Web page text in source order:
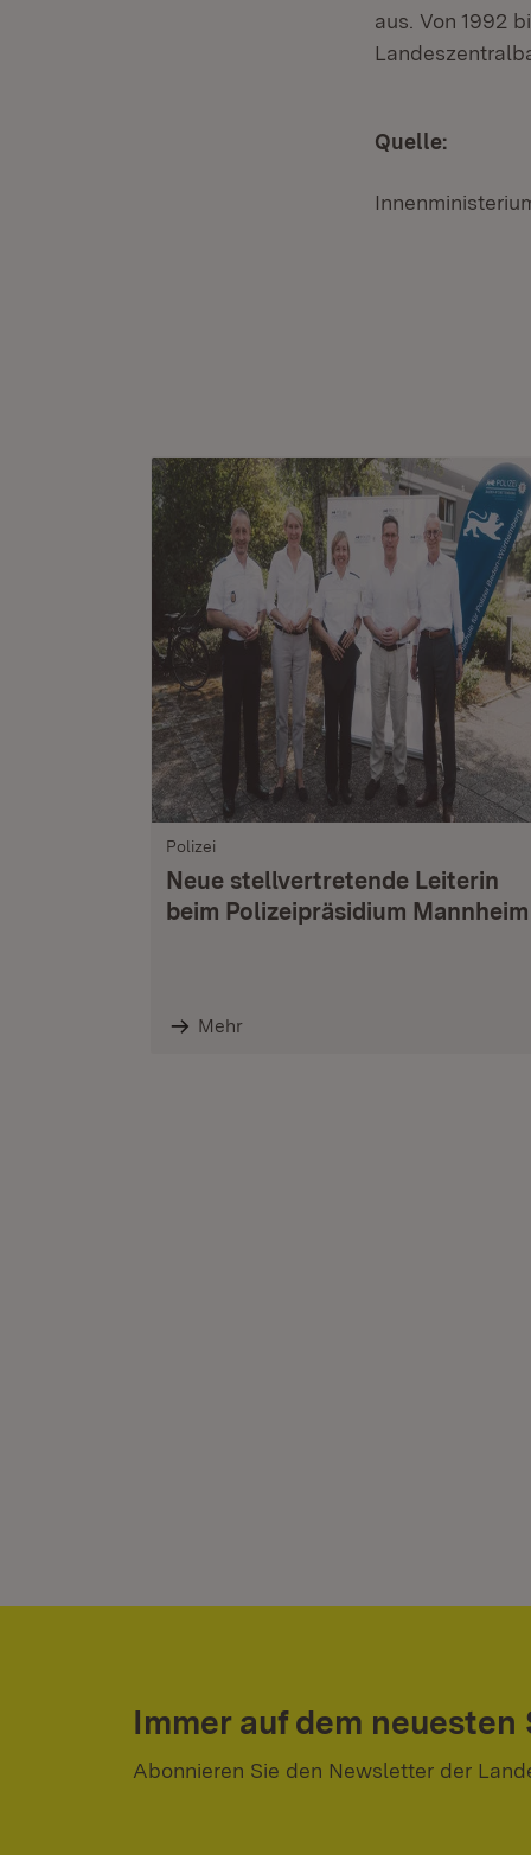
aus. Von 1992
Quelle:
Polizei
Neue stellvertretende Leiterin
beim Polizeipräsidium Mannheim
Mehr
Immer auf dem neuesten
Abonnieren Sie den Newsletter der